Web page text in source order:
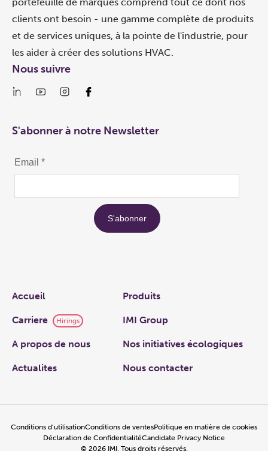
clients ont besoin - une gamme complète de produits
et de services uniques, à la pointe de l'industrie, pour
les aider à créer des solutions HVAC.
Links
Accueil Produits
Carriere Hirings IMI Group
A propos de nous Nos initiatives écologiques
Actualites Nous contacter
Nous suivre
S'abonner à notre Newsletter
© 2026 IMI, Tous droits réservés.
Conditions d’utilisationConditions de ventesPolitique en matière de cookies
Déclaration de ConfidentialitéCandidate Privacy Notice